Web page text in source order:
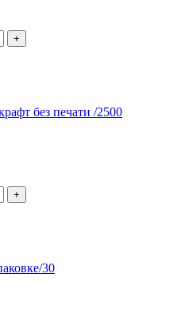
+
без печати /2500
+
30